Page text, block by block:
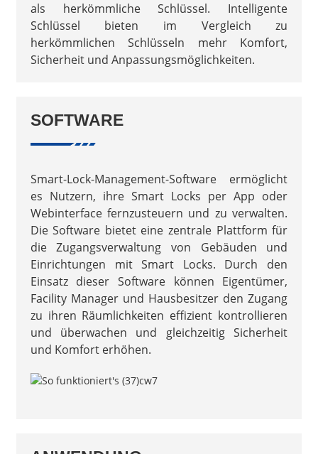
als herkömmliche Schlüssel. Intelligente
Schlüssel bieten im Vergleich zu
herkömmlichen Schlüsseln mehr Komfort,
Sicherheit und Anpassungsmöglichkeiten.
SOFTWARE
Smart-Lock-Management-Software ermöglicht
es Nutzern, ihre Smart Locks per App oder
Webinterface fernzusteuern und zu verwalten.
Die Software bietet eine zentrale Plattform für
die Zugangsverwaltung von Gebäuden und
Einrichtungen mit Smart Locks. Durch den
Einsatz dieser Software können Eigentümer,
Facility Manager und Hausbesitzer den Zugang
zu ihren Räumlichkeiten effizient kontrollieren
und überwachen und gleichzeitig Sicherheit
und Komfort erhöhen.